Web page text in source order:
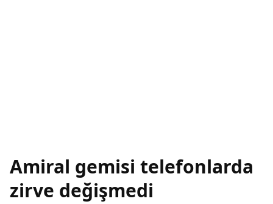
Amiral gemisi telefonlarda
zirve değişmedi